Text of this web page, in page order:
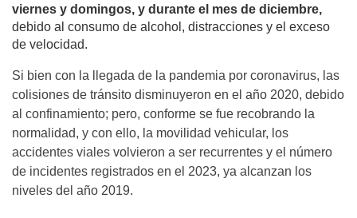
viernes y domingos, y durante el mes de diciembre,
debido al consumo de alcohol, distracciones y el exceso
de velocidad.
Si bien con la llegada de la pandemia por coronavirus, las
colisiones de tránsito disminuyeron en el año 2020, debido
al confinamiento; pero, conforme se fue recobrando la
normalidad, y con ello, la movilidad vehicular, los
accidentes viales volvieron a ser recurrentes y el número
de incidentes registrados en el 2023, ya alcanzan los
niveles del año 2019.